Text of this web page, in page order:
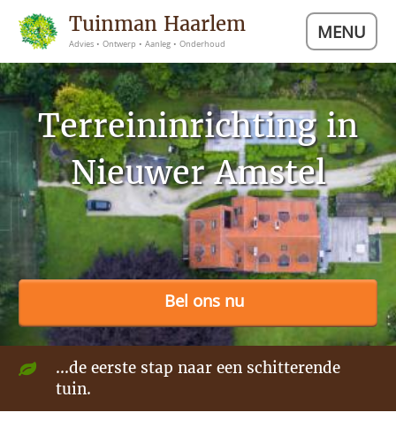
Tuinman Haarlem
Advies • Ontwerp • Aanleg • Onderhoud MENU
Terreininrichting in
Nieuwer Amstel
Bel ons nu
...de eerste stap naar een schitterende
tuin.